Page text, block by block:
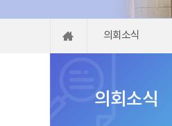
의회소식
의회소식